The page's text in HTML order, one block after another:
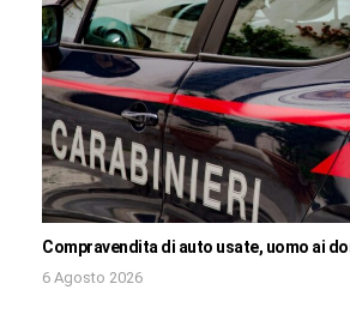
Compravendita di auto usate, uomo ai
6 Agosto 2026